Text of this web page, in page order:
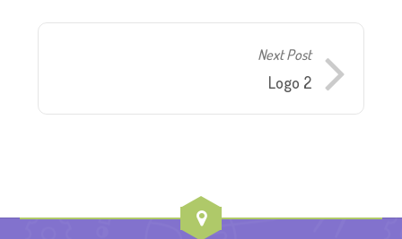
Next Post
Logo 2